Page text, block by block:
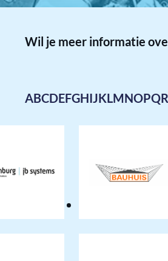
Wil je meer informatie
ABCDEFGHIJKLMNOPQR
Systems
Bauhuis
b.v.